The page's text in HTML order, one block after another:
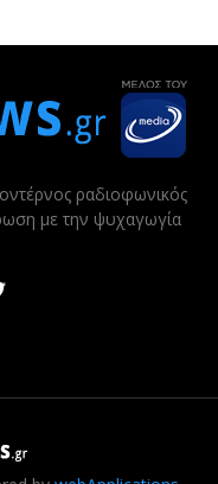
ραδιοφωνικός
με την ψυχαγωγία